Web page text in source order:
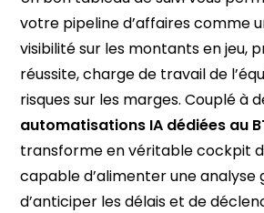
votre pipeline d’affaires comme
visibilité sur les montants en jeu,
réussite, charge de travail de
risques sur les marges. Couplé à
automatisations IA dédiées au
transforme en véritable cockpit
capable d’alimenter une
d’anticiper les délais et de